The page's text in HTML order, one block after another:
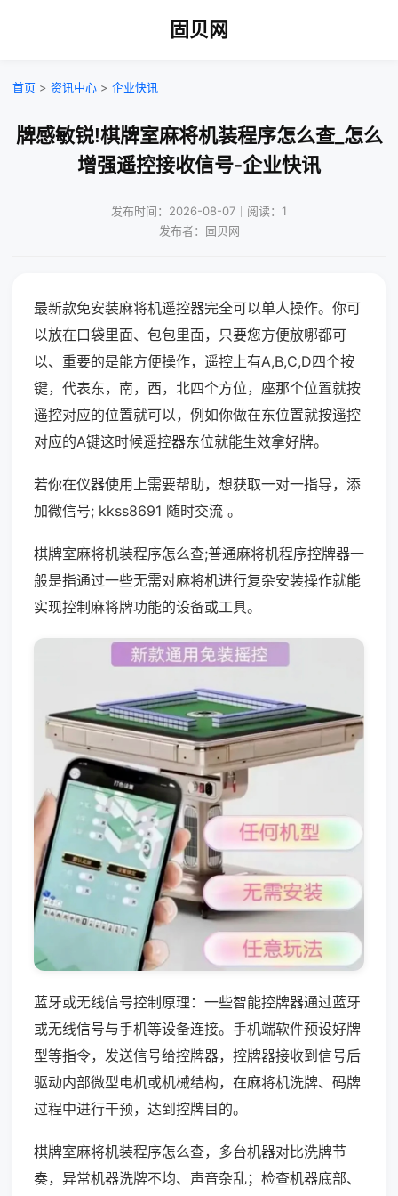
固贝网
首页 > 资讯中心 > 企业快讯
牌感敏锐!棋牌室麻将机装程序怎么查_怎么
增强遥控接收信号-企业快讯
发布时间：2026-08-07｜阅读：1
发布者：固贝网
最新款免安装麻将机遥控器完全可以单人操作。你可
以放在口袋里面、包包里面，只要您方便放哪都可
以、重要的是能方便操作，遥控上有A,B,C,D四个按
键，代表东，南，西，北四个方位，座那个位置就按
遥控对应的位置就可以，例如你做在东位置就按遥控
对应的A键这时候遥控器东位就能生效拿好牌。
若你在仪器使用上需要帮助，想获取一对一指导，添
加微信号; kkss8691 随时交流 。
棋牌室麻将机装程序怎么查;普通麻将机程序控牌器一
般是指通过一些无需对麻将机进行复杂安装操作就能
实现控制麻将牌功能的设备或工具。
蓝牙或无线信号控制原理：一些智能控牌器通过蓝牙
或无线信号与手机等设备连接。手机端软件预设好牌
型等指令，发送信号给控牌器，控牌器接收到信号后
驱动内部微型电机或机械结构，在麻将机洗牌、码牌
过程中进行干预，达到控牌目的。
棋牌室麻将机装程序怎么查，多台机器对比洗牌节
奏，异常机器洗牌不均、声音杂乱；检查机器底部、